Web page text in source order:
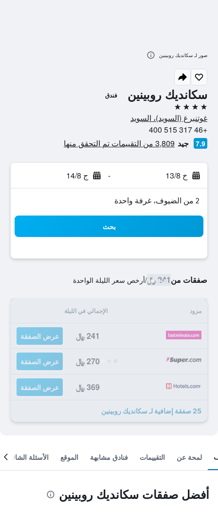
سكانديك روبينين فندق
4 نجوم
غوتنبرغ (السويد)، السويد
+46 317 515 400
7.9 جيد 3,809 من التقييمات تم التحقق منها
خ 13/8 - ج 14/8
2 من الضيوف، غرفة واحدة
بحث
صفقات من241 ﷼ /أرخص سعر الليلة الواحدة
مزود الإجمالي في الليلة
241 ﷼ عرض الصفقة
270 ﷼ عرض الصفقة
369 ﷼ عرض الصفقة
25 صفقة إضافية لـ سكانديك روبينين
صور لـ سكانديك روبينين
لمحة عن التقييمات فنادق مشابهة الموقع الأسئلة الشائعة
أفضل صفقات سكانديك روبينين